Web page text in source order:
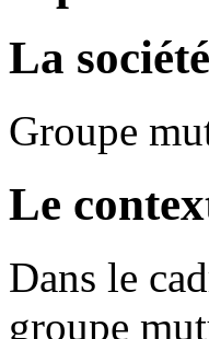
La société
Groupe
Le
Dans le
groupe